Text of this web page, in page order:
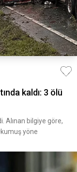
kaldı: 3 ölü
Alınan bilgiye göre,
yöne